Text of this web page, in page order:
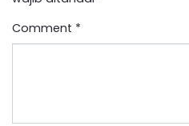
Comment *